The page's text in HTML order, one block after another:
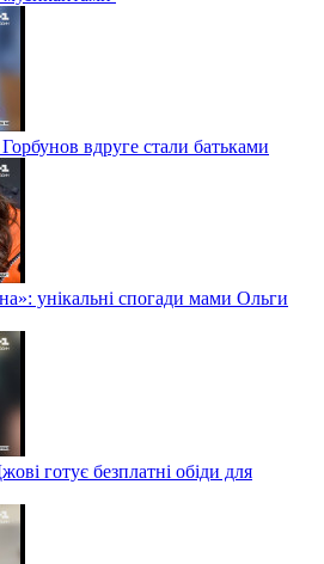
записала альбом дуетів із
вдруге стали батьками
унікальні спогади мами Ольги